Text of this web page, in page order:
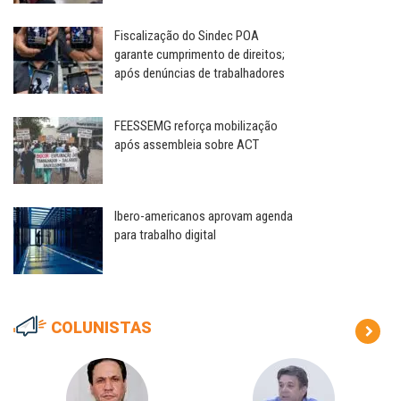
Fiscalização do Sindec POA
garante cumprimento de direitos;
após denúncias de trabalhadores
FEESSEMG reforça mobilização
após assembleia sobre ACT
Ibero-americanos aprovam agenda
para trabalho digital
COLUNISTAS